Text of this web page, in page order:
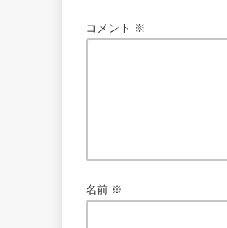
コメント ※
名前 ※